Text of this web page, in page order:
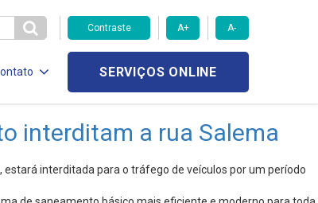
Contraste A+ A-
SERVIÇOS ONLINE
interditam a rua Salema
interditada para o tráfego de veículos por um período